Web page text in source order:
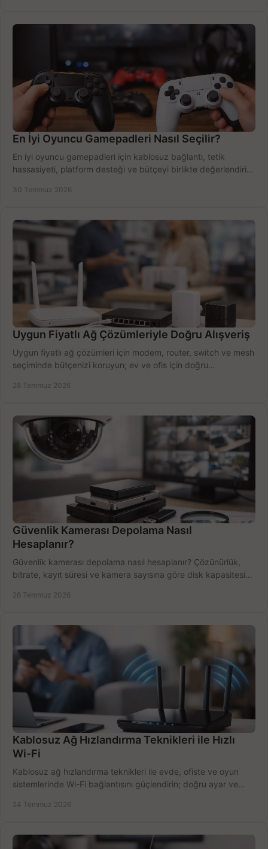
En İyi Oyuncu Gamepadleri Nasıl Seçilir?
En iyi oyuncu gamepadleri için kablosuz bağlantı, tetik
hassasiyeti, platform desteği ve bütçeyi birlikte değerlendirin;
30 Temmuz 2026
Uygun Fiyatlı Ağ Çözümleriyle Doğru Alışveriş
Uygun fiyatlı ağ çözümleri için modem, router, switch ve mesh
seçiminde bütçenizi koruyun; ev ve ofis için doğru
28 Temmuz 2026
Güvenlik Kamerası Depolama Nasıl
Hesaplanır?
Güvenlik kamerası depolama nasıl hesaplanır? Çözünürlük,
bitrate, kayıt süresi ve kamera sayısına göre disk kapasitesini
26 Temmuz 2026
Kablosuz Ağ Hızlandırma Teknikleri ile Hızlı
Wi-Fi
Kablosuz ağ hızlandırma teknikleri ile evde, ofiste ve oyun
sistemlerinde Wi-Fi bağlantısını güçlendirin; doğru ayar ve
24 Temmuz 2026